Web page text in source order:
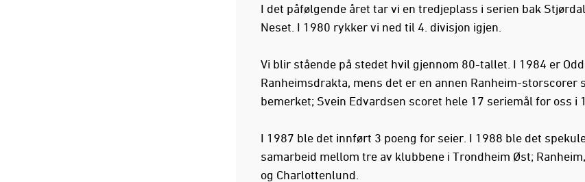
I det påfølgende året tar vi en tredjeplass i serien bak
Neset. I 1980 rykker vi ned til 4. divisjon igjen.
Vi blir stående på stedet hvil gjennom 80-tallet. I 1984 er
Ranheimsdrakta, mens det er en annen Ranheim-storscorer
bemerket; Svein Edvardsen scoret hele 17 seriemål for oss i
I 1987 ble det innført 3 poeng for seier. I 1988 ble det
samarbeid mellom tre av klubbene i Trondheim Øst;
og Charlottenlund.